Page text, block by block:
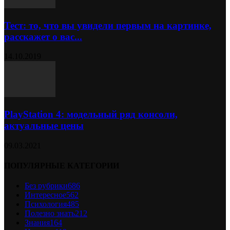
Тест: то, что вы увидели первым на картинке,
расскажет о вас...
PlayStation 4: модельный ряд консоли,
актуальные цены
Без рубрики686
Интересное562
Психология485
Полезно знать212
Знания164